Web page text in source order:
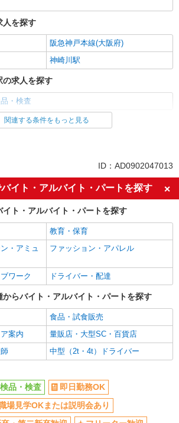
人を探す
阪急神戸本線(大阪府)
神崎川駅
の求人を探す
・検査
島駅の求人を探す
Web面接OK
会あり
未経験歓迎
フリーター歓迎
週払い
完全週休2日制
フルタイム歓迎
食堂・売店あり
自転車通勤OK
登録制
社会保険あり
り
制服貸与
す
軽作業・製造・物流
関連する条件をもっと見る
ID：AD0902047013
イト・アルバイト・パートを探す
イト・アルバイト・パートを探す
教育・保育
・アミュ
ファッション・アパレル
ワーク ドライバー・配達
からバイト・アルバイト・パートを探す
食品・試食販売
案内
量販店・大型SC・百貨店
中型（2t・4t）ドライバー
品・検査
即日勤務OK
場見学OKまたは説明会あり